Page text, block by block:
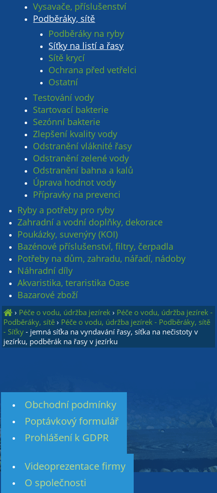
Vysavače, příslušenství
Podběráky, sítě
Podběráky na ryby
Síťky na listí a řasy
Sítě krycí
Ochrana před vetřelci
Ostatní
Testování vody
Startovací bakterie
Sezónní bakterie
Zlepšení kvality vody
Odstranění vláknité řasy
Odstranění zelené vody
Odstranění bahna a kalů
Úprava hodnot vody
Přípravky na prevenci
Ryby a potřeby pro ryby
Zahradní a vodní doplňky, dekorace
Poukázky, suvenýry (KOI)
Bazénové příslušenství, filtry, čerpadla
Potřeby na dům, zahradu, nářadí, nádoby
Náhradní díly
Akvaristika, teraristika Oase
Bazarové zboží
› Péče o vodu, údržba jezírek › Péče o vodu, údržba jezírek -
Podběráky, sítě › Péče o vodu, údržba jezírek - Podběráky, sítě
- Síťky - jemná síťka na vyndavání řasy, síťka na nečistoty v
jezírku, podběrák na řasy v jezírku
Obchodní podmínky
Poptávkový formulář
Prohlášení k GDPR
Videoprezentace firmy
O společnosti